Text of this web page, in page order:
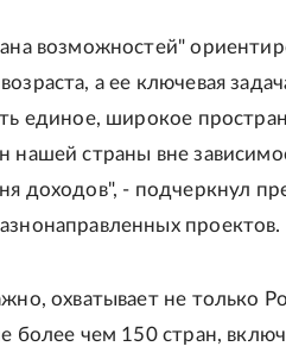
возможностей"
а ее ключевая
единое, широкое
нашей страны вне
доходов", - подчеркнул
проектов.
охватывает не только
более чем 150 стран,